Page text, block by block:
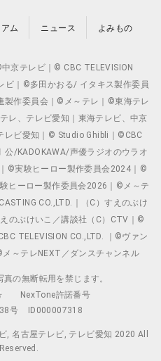
ム ニュース よみもの
京テレビ｜© CBC TELEVISION
ビ｜©多田かおる/ イタキス製作委員
製作委員会｜©メ～テレ｜©東海テレ
レ、テレビ愛知｜東海テレビ、中京
レビ愛知｜© Studio Ghibli｜©CBC
公/KADOKAWA/声優ラジオのウラオ
©実験ヒーロー製作委員会2024｜©
ヒーロー製作委員会2026｜©メ～テ
CO.,LTD.｜（C）すえのぶけ
のぶけいこ／講談社（C）CTV｜©
TELEVISION CO.,LTD. ｜©ヴァン
～テレNEXT／ダンスチャンネル
の無断転用を禁じます。
NexTone許諾番号
号
ID000007318
, 名古屋テレビ, テレビ愛知 2020 All